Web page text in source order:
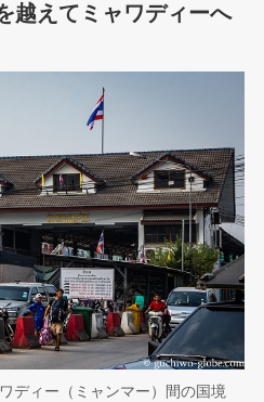
越えてミャワディーへ
ディー（ミャンマー）間の国境